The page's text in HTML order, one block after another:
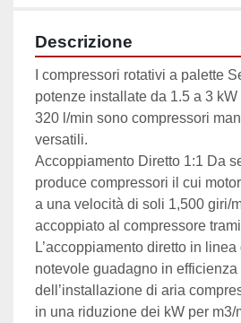
Descrizione
I compressori rotativi a palette
potenze installate da 1.5 a 3
320 l/min sono compressori
versatili.
Accoppiamento Diretto 1:1 Da
produce compressori il cui
a una velocità di soli 1,500 giri/
accoppiato al compressore
L’accoppiamento diretto in
notevole guadagno in
dell’installazione di aria
in una riduzione dei kW per m3/